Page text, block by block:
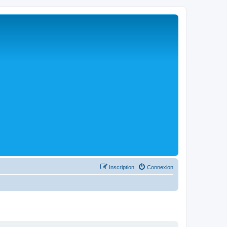
Connexion
Inscription